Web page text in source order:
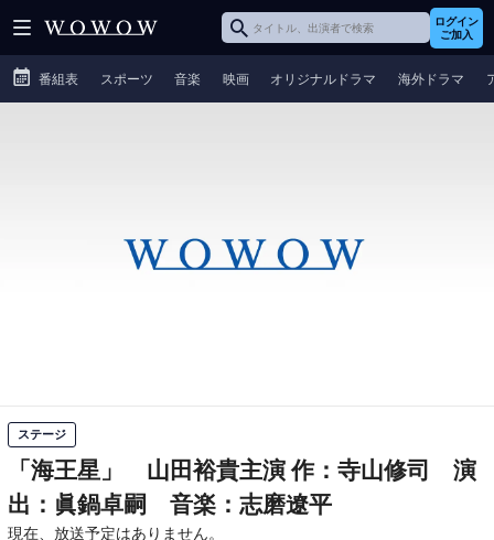
ログイン
ご加入
番組表 スポーツ 音楽 映画 オリジナルドラマ 海外ドラマ
ステージ
「海王星」 山田裕貴主演 作：寺山修司 演
出：眞鍋卓嗣 音楽：志磨遼平
現在、放送予定はありません。